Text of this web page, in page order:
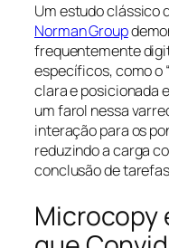
Um estudo clássico
Norman Group
frequentemente
específicos, como o
clara e posicionada
um farol nessa
interação para os
reduzindo a carga
conclusão de
Microcopy